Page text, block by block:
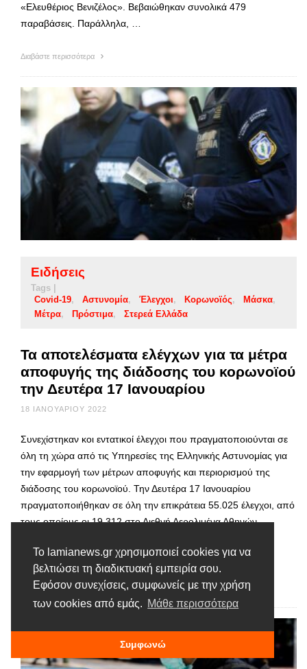
Το lamianews.gr χρησιμοποιεί cookies για να
βελτιώσει τη διαδικτυακή εμπειρία σου.
Εφόσον συνεχίσεις, συμφωνείς με την χρήση
των cookies από εμάς. Μάθε περισσότερα
Συμφωνώ
«Ελευθέριος Βενιζέλος». Βεβαιώθηκαν συνολικά 479
παραβάσεις. Παράλληλα, …
Διαβάστε περισσότερα
Ειδήσεις
Tags |
Covid-19
Αστυνομία Έλεγχοι Κορωνοϊός
Μάσκα
Μέτρα
Πρόστιμα Στερεά Ελλάδα
Τα αποτελέσματα ελέγχων για τα μέτρα
αποφυγής της διάδοσης του κορωνοϊού
την Δευτέρα 17 Ιανουαρίου
18 ΙΑΝΟΥΑΡΊΟΥ 2022
Συνεχίστηκαν κοι εντατικοί έλεγχοι που πραγματοποιούνται σε
όλη τη χώρα από τις Υπηρεσίες της Ελληνικής Αστυνομίας για
την εφαρμογή των μέτρων αποφυγής και περιορισμού της
διάδοσης του κορωνοϊού. Την Δευτέρα 17 Ιανουαρίου
πραγματοποιήθηκαν σε όλη την επικράτεια 55.025 έλεγχοι, από
τους οποίους οι 19.312 στο Διεθνή Αερολιμένα Αθηνών
παραβάσεις. Παράλληλα, …
Διαβάστε περισσότερα